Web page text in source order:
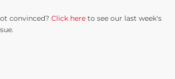
rapidamente prendendo piede come
e promuovere l’efficienza
in Cina hanno a disposizione
le diverse esigenze delle aziende,
convinced? Click here to see our last week's